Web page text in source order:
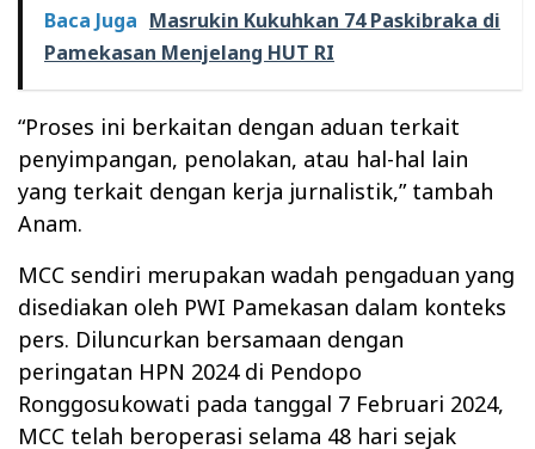
Baca Juga Masrukin Kukuhkan 74 Paskibraka di
Pamekasan Menjelang HUT RI
“Proses ini berkaitan dengan aduan terkait
penyimpangan, penolakan, atau hal-hal lain
yang terkait dengan kerja jurnalistik,” tambah
Anam.
MCC sendiri merupakan wadah pengaduan yang
disediakan oleh PWI Pamekasan dalam konteks
pers. Diluncurkan bersamaan dengan
peringatan HPN 2024 di Pendopo
Ronggosukowati pada tanggal 7 Februari 2024,
MCC telah beroperasi selama 48 hari sejak